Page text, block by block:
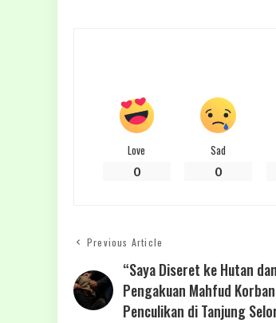
Love
0
Sad
0
Previous Article
“Saya Diseret ke Hutan
Pengakuan Mahfud
Penculikan di Tanjung